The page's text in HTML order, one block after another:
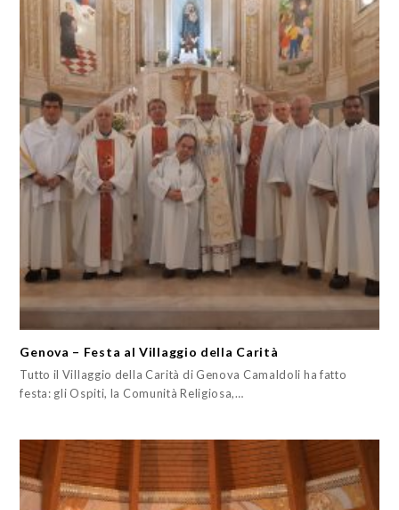
Genova – Festa al Villaggio della Carità
Tutto il Villaggio della Carità di Genova Camaldoli ha fatto
festa: gli Ospiti, la Comunità Religiosa,…